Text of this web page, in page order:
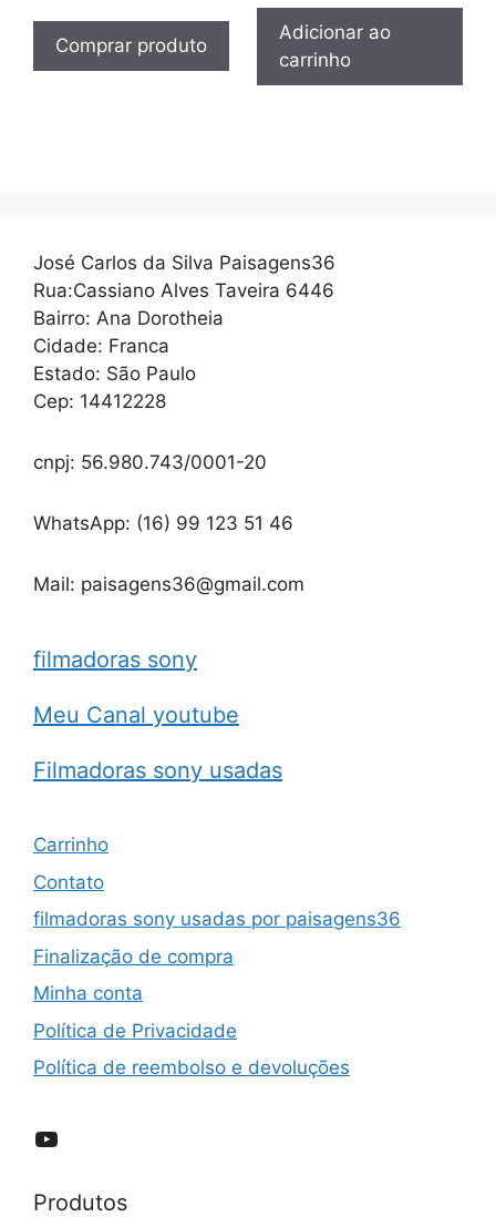
Comprar produto
Adicionar ao
carrinho
José Carlos da Silva Paisagens36
Rua:Cassiano Alves Taveira 6446
Bairro: Ana Dorotheia
Cidade: Franca
Estado: São Paulo
Cep: 14412228
cnpj: 56.980.743/0001-20
WhatsApp: (16) 99 123 51 46
Mail: paisagens36@gmail.com
filmadoras sony
Meu Canal youtube
Filmadoras sony usadas
Carrinho
Contato
filmadoras sony usadas por paisagens36
Finalização de compra
Minha conta
Política de Privacidade
Política de reembolso e devoluções
YouTube
Produtos